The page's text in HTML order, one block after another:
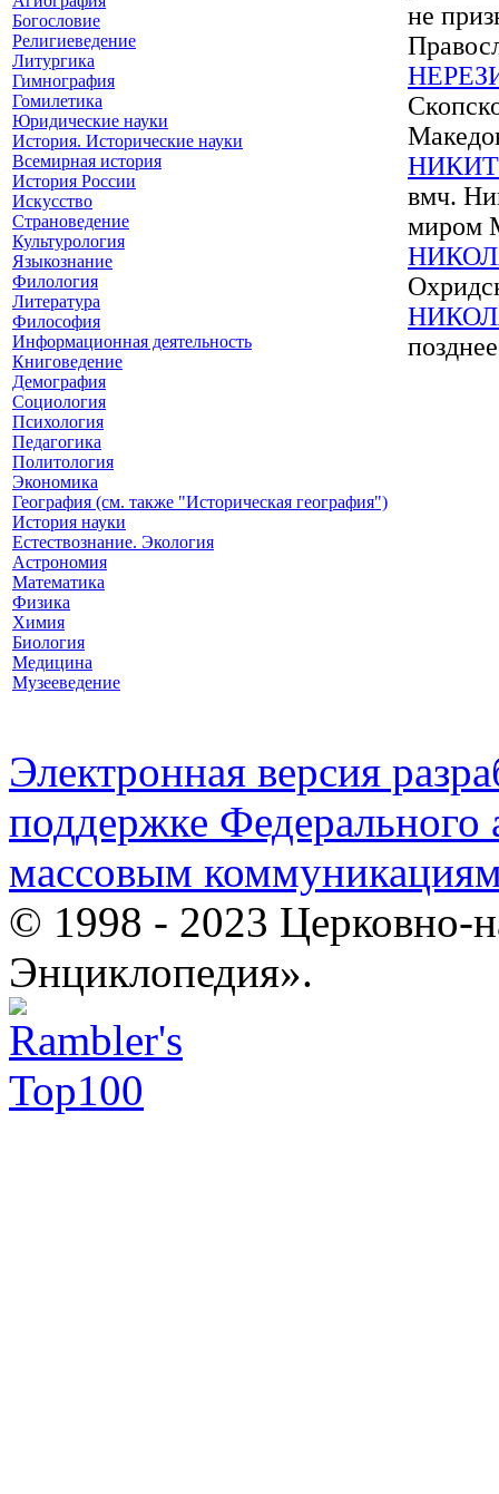
Богословие
Религиеведение
Литургика
Гимнография
Гомилетика
Юридические науки
История. Исторические науки
Всемирная история
История России
Искусство
Страноведение
Культурология
Языкознание
Филология
Литература
Философия
Информационная деятельность
Книговедение
Демография
Социология
Психология
Педагогика
Политология
Экономика
География (см. также "Историческая география")
История науки
Естествознание. Экология
Астрономия
Математика
Физика
Химия
Биология
Медицина
Музееведение
не
вмч.
миром
Электронная версия
поддержке Федерального
массовым
© 1998 - 2023 Церковно-
Энциклопедия».